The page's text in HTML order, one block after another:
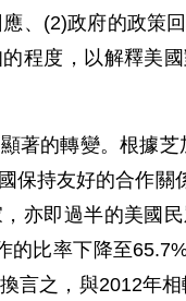
、(2)政府的政策
程度，以解釋美
著的轉變。根據
保持友好的合作關
亦即過半的美國
比率下降至
言之，與2012年